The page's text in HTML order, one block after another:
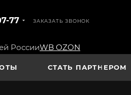
77 ЗАКАЗАТЬ ЗВОНОК
РоссииWB OZON
СТАТЬ ПАРТНЕРОМ